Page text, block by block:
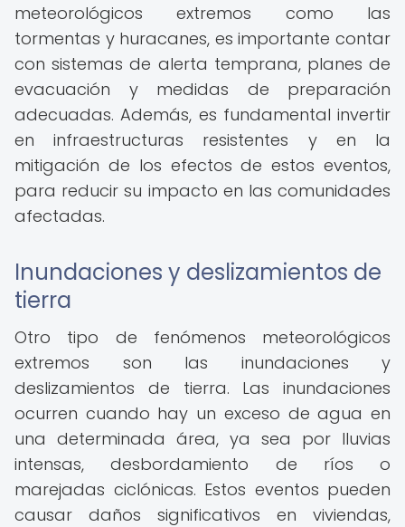
meteorológicos extremos como las
tormentas y huracanes, es importante contar
con sistemas de alerta temprana, planes de
evacuación y medidas de preparación
adecuadas. Además, es fundamental invertir
en infraestructuras resistentes y en la
mitigación de los efectos de estos eventos,
para reducir su impacto en las comunidades
afectadas.
Inundaciones y deslizamientos de
tierra
Otro tipo de fenómenos meteorológicos
extremos son las inundaciones y
deslizamientos de tierra. Las inundaciones
ocurren cuando hay un exceso de agua en
una determinada área, ya sea por lluvias
intensas, desbordamiento de ríos o
marejadas ciclónicas. Estos eventos pueden
causar daños significativos en viviendas,